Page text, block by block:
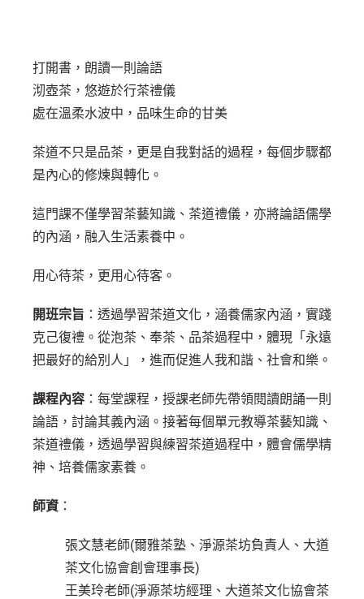
打開書，朗讀一則論語
沏壺茶，悠遊於行茶禮儀
處在溫柔水波中，品味生命的甘美
茶道不只是品茶，更是自我對話的過程，每個步驟都
是內心的修煉與轉化。
這門課不僅學習茶藝知識、茶道禮儀，亦將論語儒學
的內涵，融入生活素養中。
用心待茶，更用心待客。
開班宗旨 ：透過學習茶道文化，涵養儒家內涵，實踐
克己復禮。從泡茶、奉茶、品茶過程中，體現「永遠
把最好的給別人」，進而促進人我和諧、社會和樂。
課程內容 ：每堂課程，授課老師先帶領閱讀朗誦一則
論語，討論其義內涵。接著每個單元教導茶藝知識、
茶道禮儀，透過學習與練習茶道過程中，體會儒學精
神、培養儒家素養。
師資：
張文慧老師(爾雅茶塾、淨源茶坊負責人、大道
茶文化協會創會理事長)
王美玲老師(淨源茶坊經理、大道茶文化協會茶